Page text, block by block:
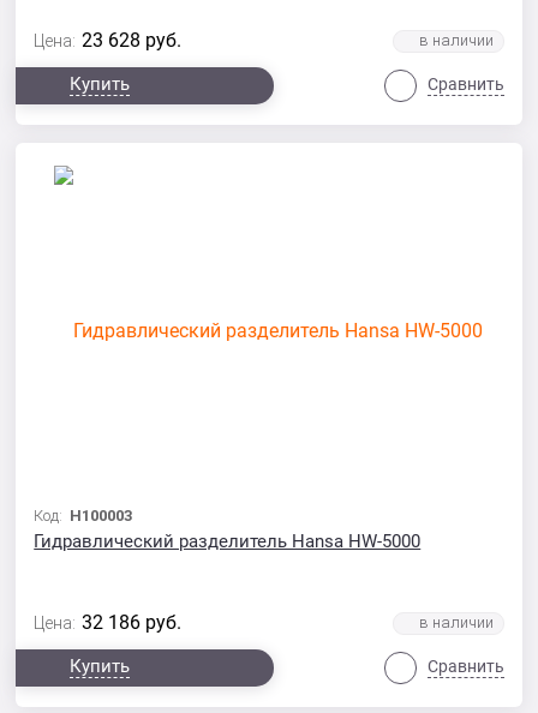
Цена: 23 628 руб.
Купить Сравнить
Код: H100003
Гидравлический разделитель Hansa HW-5000
Цена: 32 186 руб.
Купить Сравнить